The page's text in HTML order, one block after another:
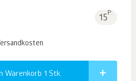
15P.
Warenkorb 1 Stk.